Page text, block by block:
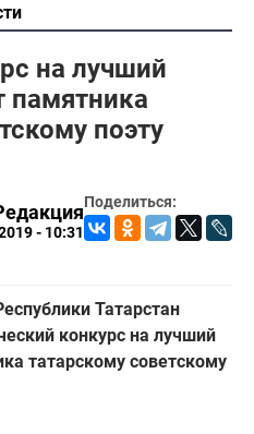
на лучший
памятника
поэту
Поделиться:
- 10:31
Татарстан
конкурс на лучший
татарскому советскому